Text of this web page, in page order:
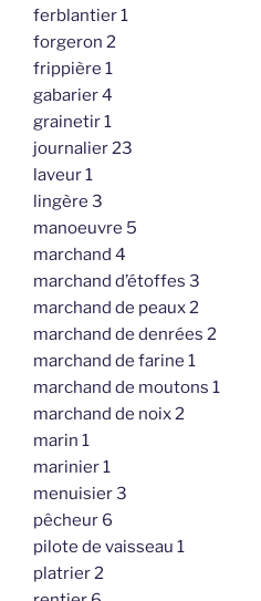
ferblantier 1
forgeron 2
frippière 1
gabarier 4
grainetir 1
journalier 23
laveur 1
lingère 3
manoeuvre 5
marchand 4
marchand d’étoffes 3
marchand de peaux 2
marchand de denrées 2
marchand de farine 1
marchand de moutons 1
marchand de noix 2
marin 1
marinier 1
menuisier 3
pêcheur 6
pilote de vaisseau 1
platrier 2